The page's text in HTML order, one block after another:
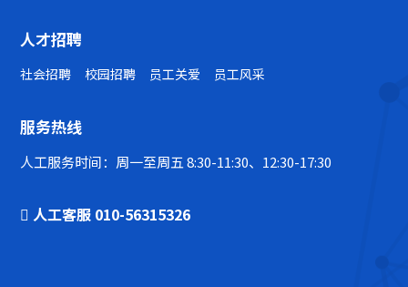
人才招聘
社会招聘 校园招聘 员工关爱 员工风采
服务热线
人工服务时间：周一至周五 8:30-11:30、12:30-17:30
人工客服 010-56315326